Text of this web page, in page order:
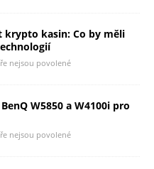
krypto kasin: Co by měli
nejsou povolené
W5850 a W4100i pro
nejsou povolené